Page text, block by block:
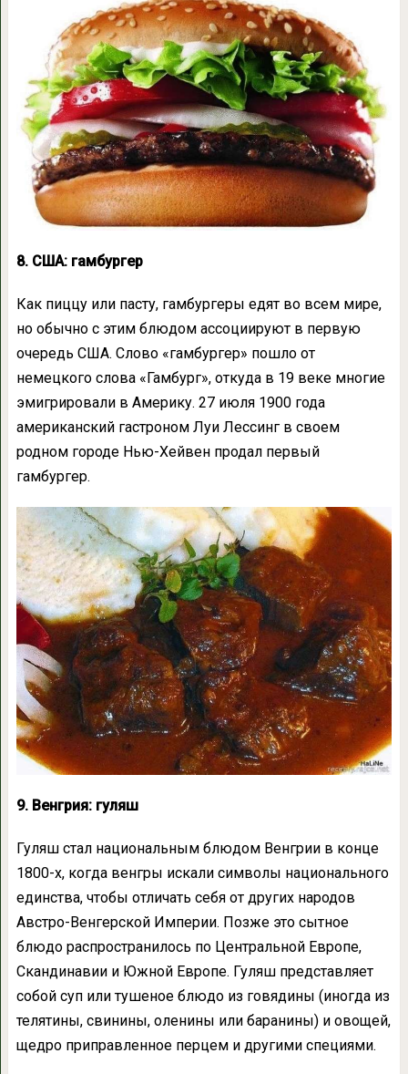
8. США: гамбургер
Как пиццу или пасту, гамбургеры едят во всем мире,
но обычно с этим блюдом ассоциируют в первую
очередь США. Слово «гамбургер» пошло от
немецкого слова «Гамбург», откуда в 19 веке многие
эмигрировали в Америку. 27 июля 1900 года
американский гастроном Луи Лессинг в своем
родном городе Нью-Хейвен продал первый
гамбургер.
9. Венгрия: гуляш
Гуляш стал национальным блюдом Венгрии в конце
1800-х, когда венгры искали символы национального
единства, чтобы отличать себя от других народов
Австро-Венгерской Империи. Позже это сытное
блюдо распространилось по Центральной Европе,
Скандинавии и Южной Европе. Гуляш представляет
собой суп или тушеное блюдо из говядины (иногда из
телятины, свинины, оленины или баранины) и овощей,
щедро приправленное перцем и другими специями.